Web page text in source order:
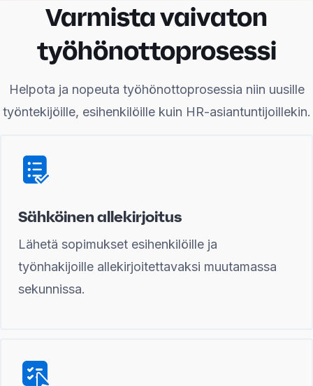
Varmista vaivaton
työhönottoprosessi
Helpota ja nopeuta työhönottoprosessia niin uusille
työntekijöille, esihenkilöille kuin HR-asiantuntijoillekin.
Sähköinen allekirjoitus
Lähetä sopimukset esihenkilöille ja
työnhakijoille allekirjoitettavaksi muutamassa
sekunnissa.